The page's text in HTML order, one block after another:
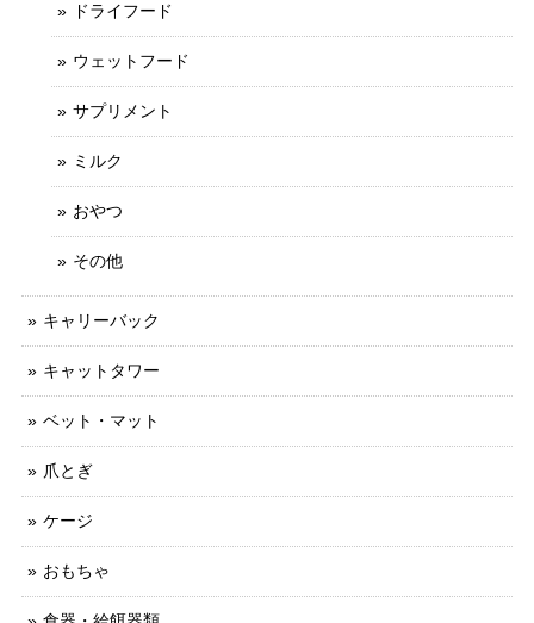
ドライフード
ウェットフード
サプリメント
ミルク
おやつ
その他
キャリーバック
キャットタワー
ベット・マット
爪とぎ
ケージ
おもちゃ